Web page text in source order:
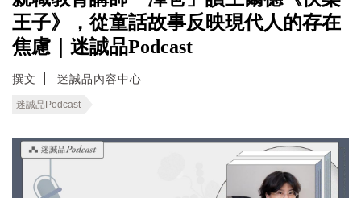
王子》，從童話故事反映現代人的存在
焦慮｜迷誠品Podcast
撰文 迷誠品內容中心
迷誠品Podcast